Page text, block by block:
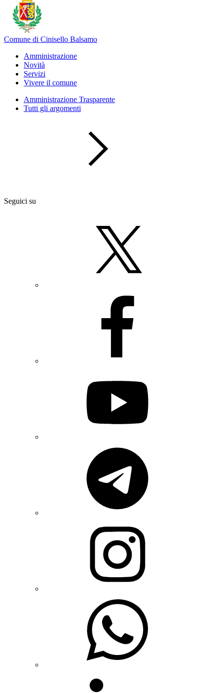
Comune di Cinisello Balsamo
Amministrazione
Novità
Servizi
Vivere il comune
Amministrazione Trasparente
Tutti gli argomenti
Seguici su